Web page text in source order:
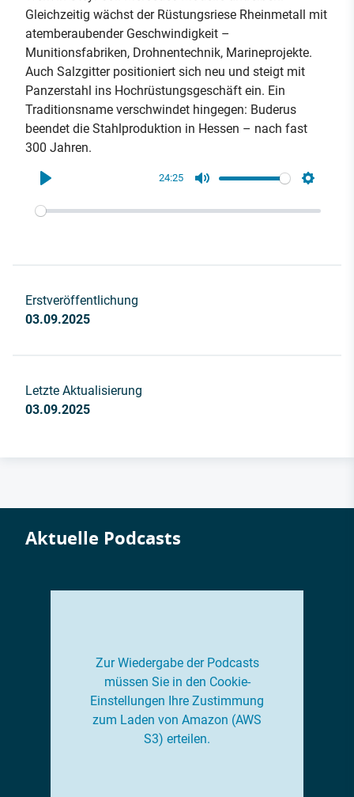
Gleichzeitig wächst der Rüstungsriese Rheinmetall mit
atemberaubender Geschwindigkeit –
Munitionsfabriken, Drohnentechnik, Marineprojekte.
Auch Salzgitter positioniert sich neu und steigt mit
Panzerstahl ins Hochrüstungsgeschäft ein. Ein
Traditionsname verschwindet hingegen: Buderus
beendet die Stahlproduktion in Hessen – nach fast
300 Jahren.
24:25
Erstveröffentlichung
03.09.2025
Letzte Aktualisierung
03.09.2025
Aktuelle Podcasts
Zur Wiedergabe der Podcasts
müssen Sie in den Cookie-
Einstellungen Ihre Zustimmung
zum Laden von Amazon (AWS
S3) erteilen.